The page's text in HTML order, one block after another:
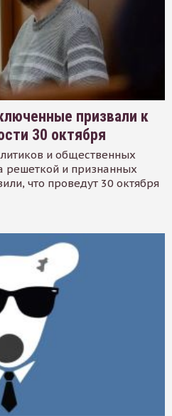
призвали к
30 октября
и общественных
решеткой и признанных
что проведут 30 октября